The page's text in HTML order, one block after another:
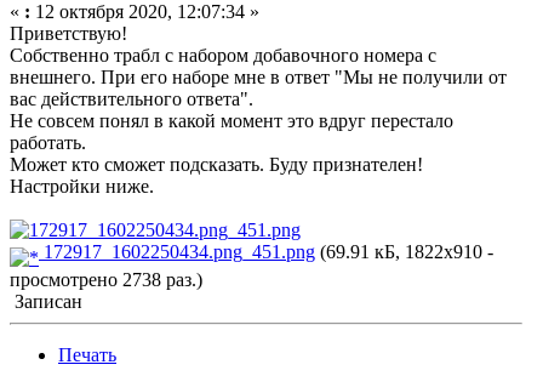
« : 12 октября 2020, 12:07:34 »
Приветствую!
Собственно трабл с набором добавочного номера с
внешнего. При его наборе мне в ответ "Мы не получили от
вас действительного ответа".
Не совсем понял в какой момент это вдруг перестало
работать.
Может кто сможет подсказать. Буду признателен!
Настройки ниже.
172917_1602250434.png_451.png (69.91 кБ, 1822x910 -
просмотрено 2738 раз.)
Записан
Печать